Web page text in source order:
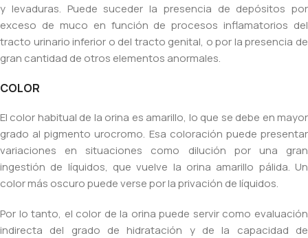
y levaduras. Puede suceder la presencia de depósitos por
exceso de muco en función de procesos inflamatorios del
tracto urinario inferior o del tracto genital, o por la presencia de
gran cantidad de otros elementos anormales.
COLOR
El color habitual de la orina es amarillo, lo que se debe en mayor
grado al pigmento urocromo. Esa coloración puede presentar
variaciones en situaciones como dilución por una gran
ingestión de líquidos, que vuelve la orina amarillo pálida. Un
color más oscuro puede verse por la privación de líquidos.
Por lo tanto, el color de la orina puede servir como evaluación
indirecta del grado de hidratación y de la capacidad de